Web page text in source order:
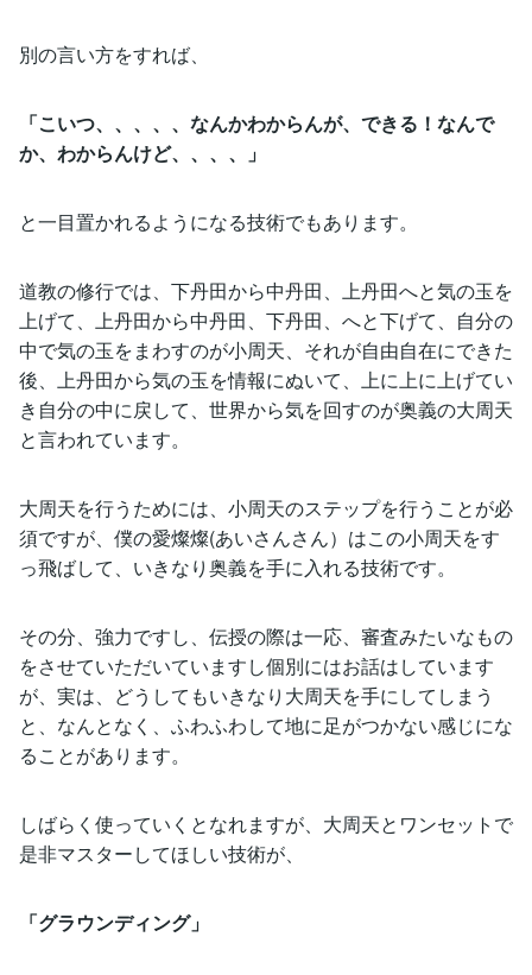
別の言い方をすれば、
「こいつ、、、、、なんかわからんが、できる！なんで
か、わからんけど、、、、」
と一目置かれるようになる技術でもあります。
道教の修行では、下丹田から中丹田、上丹田へと気の玉を
上げて、上丹田から中丹田、下丹田、へと下げて、自分の
中で気の玉をまわすのが小周天、それが自由自在にできた
後、上丹田から気の玉を情報にぬいて、上に上に上げてい
き自分の中に戻して、世界から気を回すのが奥義の大周天
と言われています。
大周天を行うためには、小周天のステップを行うことが必
須ですが、僕の愛燦燦(あいさんさん）はこの小周天をす
っ飛ばして、いきなり奥義を手に入れる技術です。
その分、強力ですし、伝授の際は一応、審査みたいなもの
をさせていただいていますし個別にはお話はしています
が、実は、どうしてもいきなり大周天を手にしてしまう
と、なんとなく、ふわふわして地に足がつかない感じにな
ることがあります。
しばらく使っていくとなれますが、大周天とワンセットで
是非マスターしてほしい技術が、
「グラウンディング」